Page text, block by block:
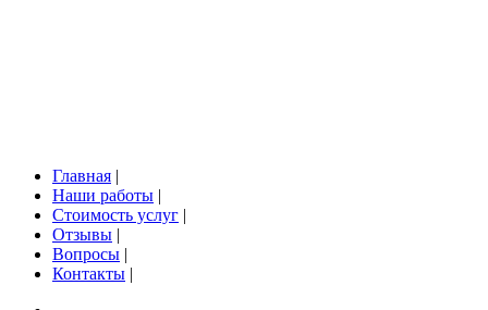
Главная |
Наши работы |
Стоимость услуг |
Отзывы |
Вопросы |
Контакты |